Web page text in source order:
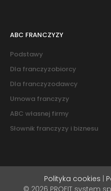
ABC FRANCZYZY
Podstawy
Dla franczyzobiorcy
Dla franczyzodawcy
Umowa franczyzy
ABC własnej firmy
Słownik franczyzy i biznesu
Polityka cookies